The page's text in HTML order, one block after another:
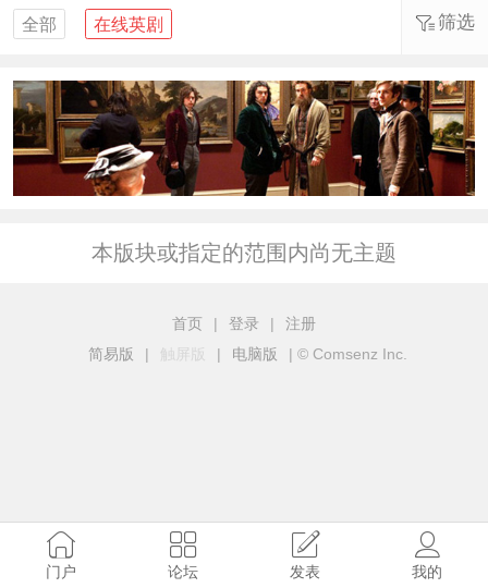
全部 在线英剧 筛选
本版块或指定的范围内尚无主题
首页 | 登录 |
注册
简易版
| 触屏版 | 电脑版 | © Comsenz Inc.
门户 论坛 发表 我的